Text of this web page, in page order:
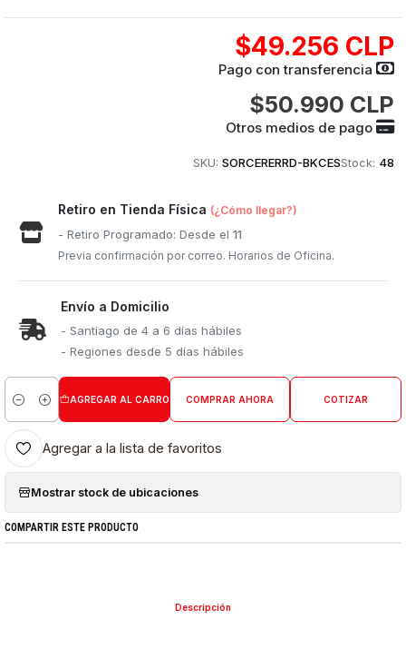
$49.256 CLP
Pago con transferencia
$50.990 CLP
Otros medios de pago
SKU: SORCERERRD-BKCESStock: 48
Retiro en Tienda Física (¿Cómo llegar?)
- Retiro Programado: Desde el11
Previa confirmación por correo. Horarios de Oficina.
Envío a Domicilio
- Santiago de 4 a 6 días hábiles
- Regiones desde 5 días hábiles
Cantidad
AGREGAR AL CARRO COMPRAR AHORA COTIZAR
Agregar a la lista de favoritos
Mostrar stock de ubicaciones
COMPARTIR ESTE PRODUCTO
Descripción